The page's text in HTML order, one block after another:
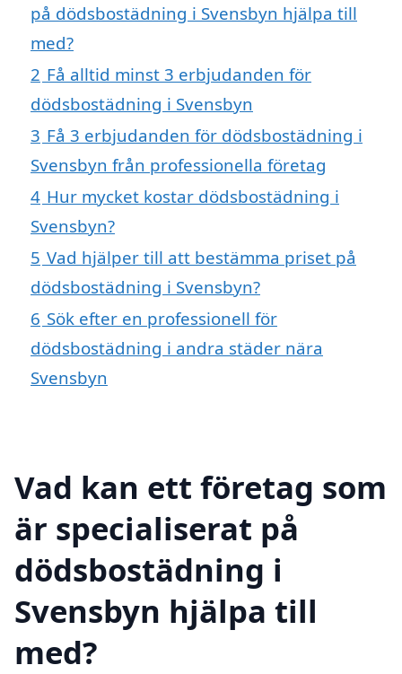
på dödsbostädning i Svensbyn hjälpa till
med?
2 Få alltid minst 3 erbjudanden för
dödsbostädning i Svensbyn
3 Få 3 erbjudanden för dödsbostädning i
Svensbyn från professionella företag
4 Hur mycket kostar dödsbostädning i
Svensbyn?
5 Vad hjälper till att bestämma priset på
dödsbostädning i Svensbyn?
6 Sök efter en professionell för
dödsbostädning i andra städer nära
Svensbyn
Vad kan ett företag som
är specialiserat på
dödsbostädning i
Svensbyn hjälpa till
med?